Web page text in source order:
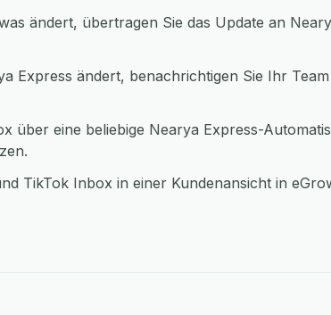
ändert, übertragen Sie das Update an
Express ändert, benachrichtigen Sie Ihr
über eine beliebige Nearya Express-
TikTok Inbox in einer Kundenansicht in